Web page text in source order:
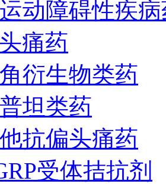
动障碍性疾
痛药
衍生物类药
坦类药
抗偏头痛药
受体拮抗剂